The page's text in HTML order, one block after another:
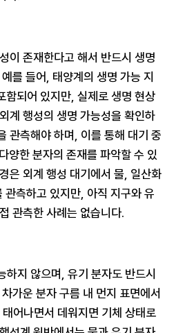
이 존재한다고 해서 반드시 생명
를 들어, 태양계의 생명 가능 지
함되어 있지만, 실제로 생명 현상
계 행성의 생명 가능성을 확인하
관측해야 하며, 이를 통해 대기 중
양한 분자의 존재를 파악할 수 있
은 외계 행성 대기에서 물, 일산화
관측하고 있지만, 아직 지구와 유
하지 않으며, 유기 분자도 반드시
가운 분자 구름 내 먼지 표면에서
어나면서 데워지면 기체 상태로